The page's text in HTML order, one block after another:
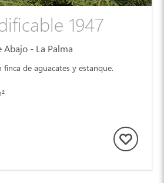
1947
Abajo - La Palma
finca de aguacates y estanque.